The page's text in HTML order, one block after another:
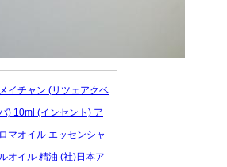
メイチャン (リツェアクベ
) 10ml (インセント) ア
ロマオイル エッセンシャ
ルオイル 精油 (社)日本ア